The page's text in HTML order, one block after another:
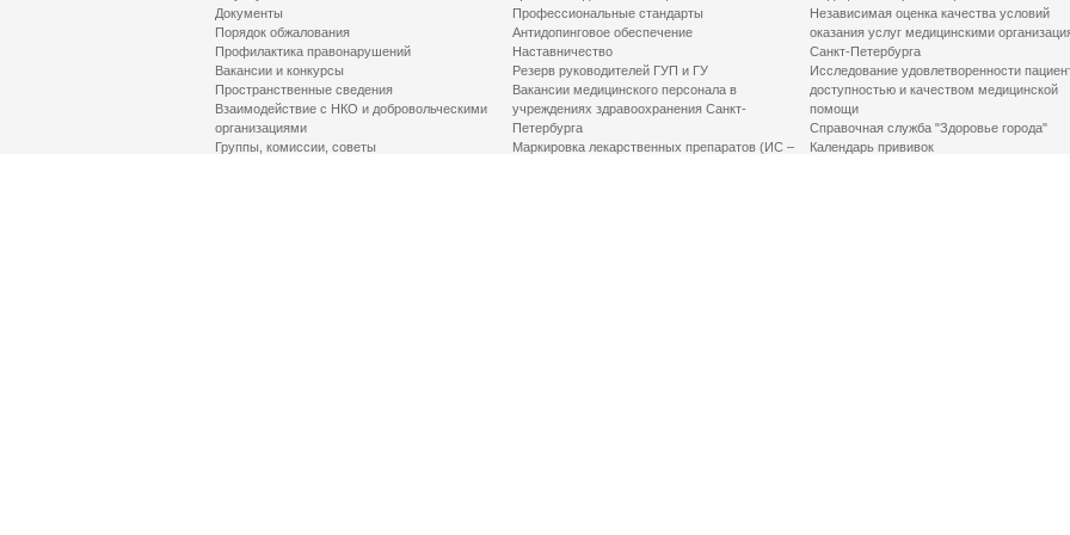
Документы
Порядок обжалования
Профилактика правонарушений
Вакансии и конкурсы
Пространственные сведения
Взаимодействие с НКО и добровольческими
организациями
Группы, комиссии, советы
Профессиональные стандарты
Антидопинговое обеспечение
Наставничество
Резерв руководителей ГУП и ГУ
Вакансии медицинского персонала в
учреждениях здравоохранения Санкт-
Петербурга
Маркировка лекарственных препаратов (ИС –
Независимая оценка качества условий
оказания услуг медицинскими
Санкт-Петербурга
Исследование удовлетворенности
доступностью и качеством медицинской
помощи
Справочная служба "Здоровье города"
Календарь прививок